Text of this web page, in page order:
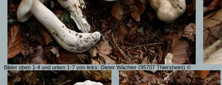
Bilder oben 1-4 und unten 1-7 von links: Dieter Wächter (95707 Thiersheim) ©